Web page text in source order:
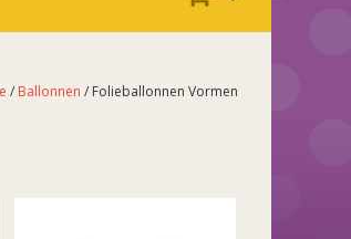
/ Ballonnen / Folieballonnen Vormen